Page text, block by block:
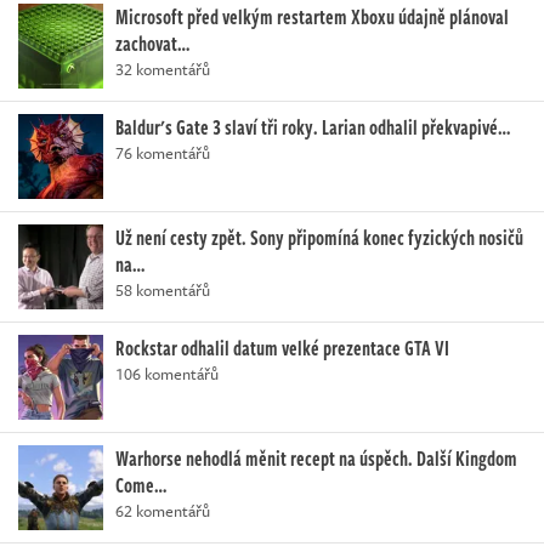
Microsoft před velkým restartem Xboxu údajně plánoval
zachovat…
32 komentářů
Baldur's Gate 3 slaví tři roky. Larian odhalil překvapivé…
76 komentářů
Už není cesty zpět. Sony připomíná konec fyzických nosičů
na…
58 komentářů
Rockstar odhalil datum velké prezentace GTA VI
106 komentářů
Warhorse nehodlá měnit recept na úspěch. Další Kingdom
Come…
62 komentářů